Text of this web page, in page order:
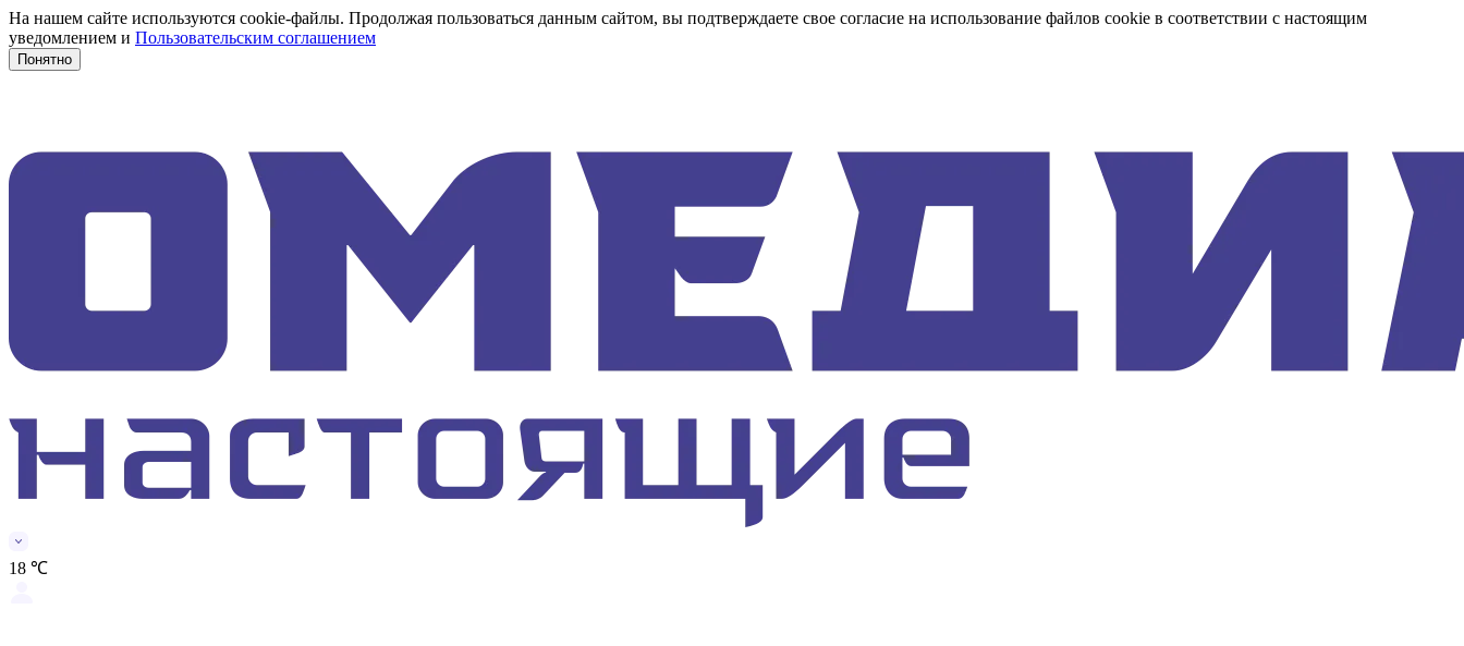
На нашем сайте используются cookie-файлы. Продолжая пользоваться данным сайтом, вы подтверждаете свое согласие на использование файлов cookie в соответствии с настоящим
уведомлением и Пользовательским соглашением
Понятно
18 ℃